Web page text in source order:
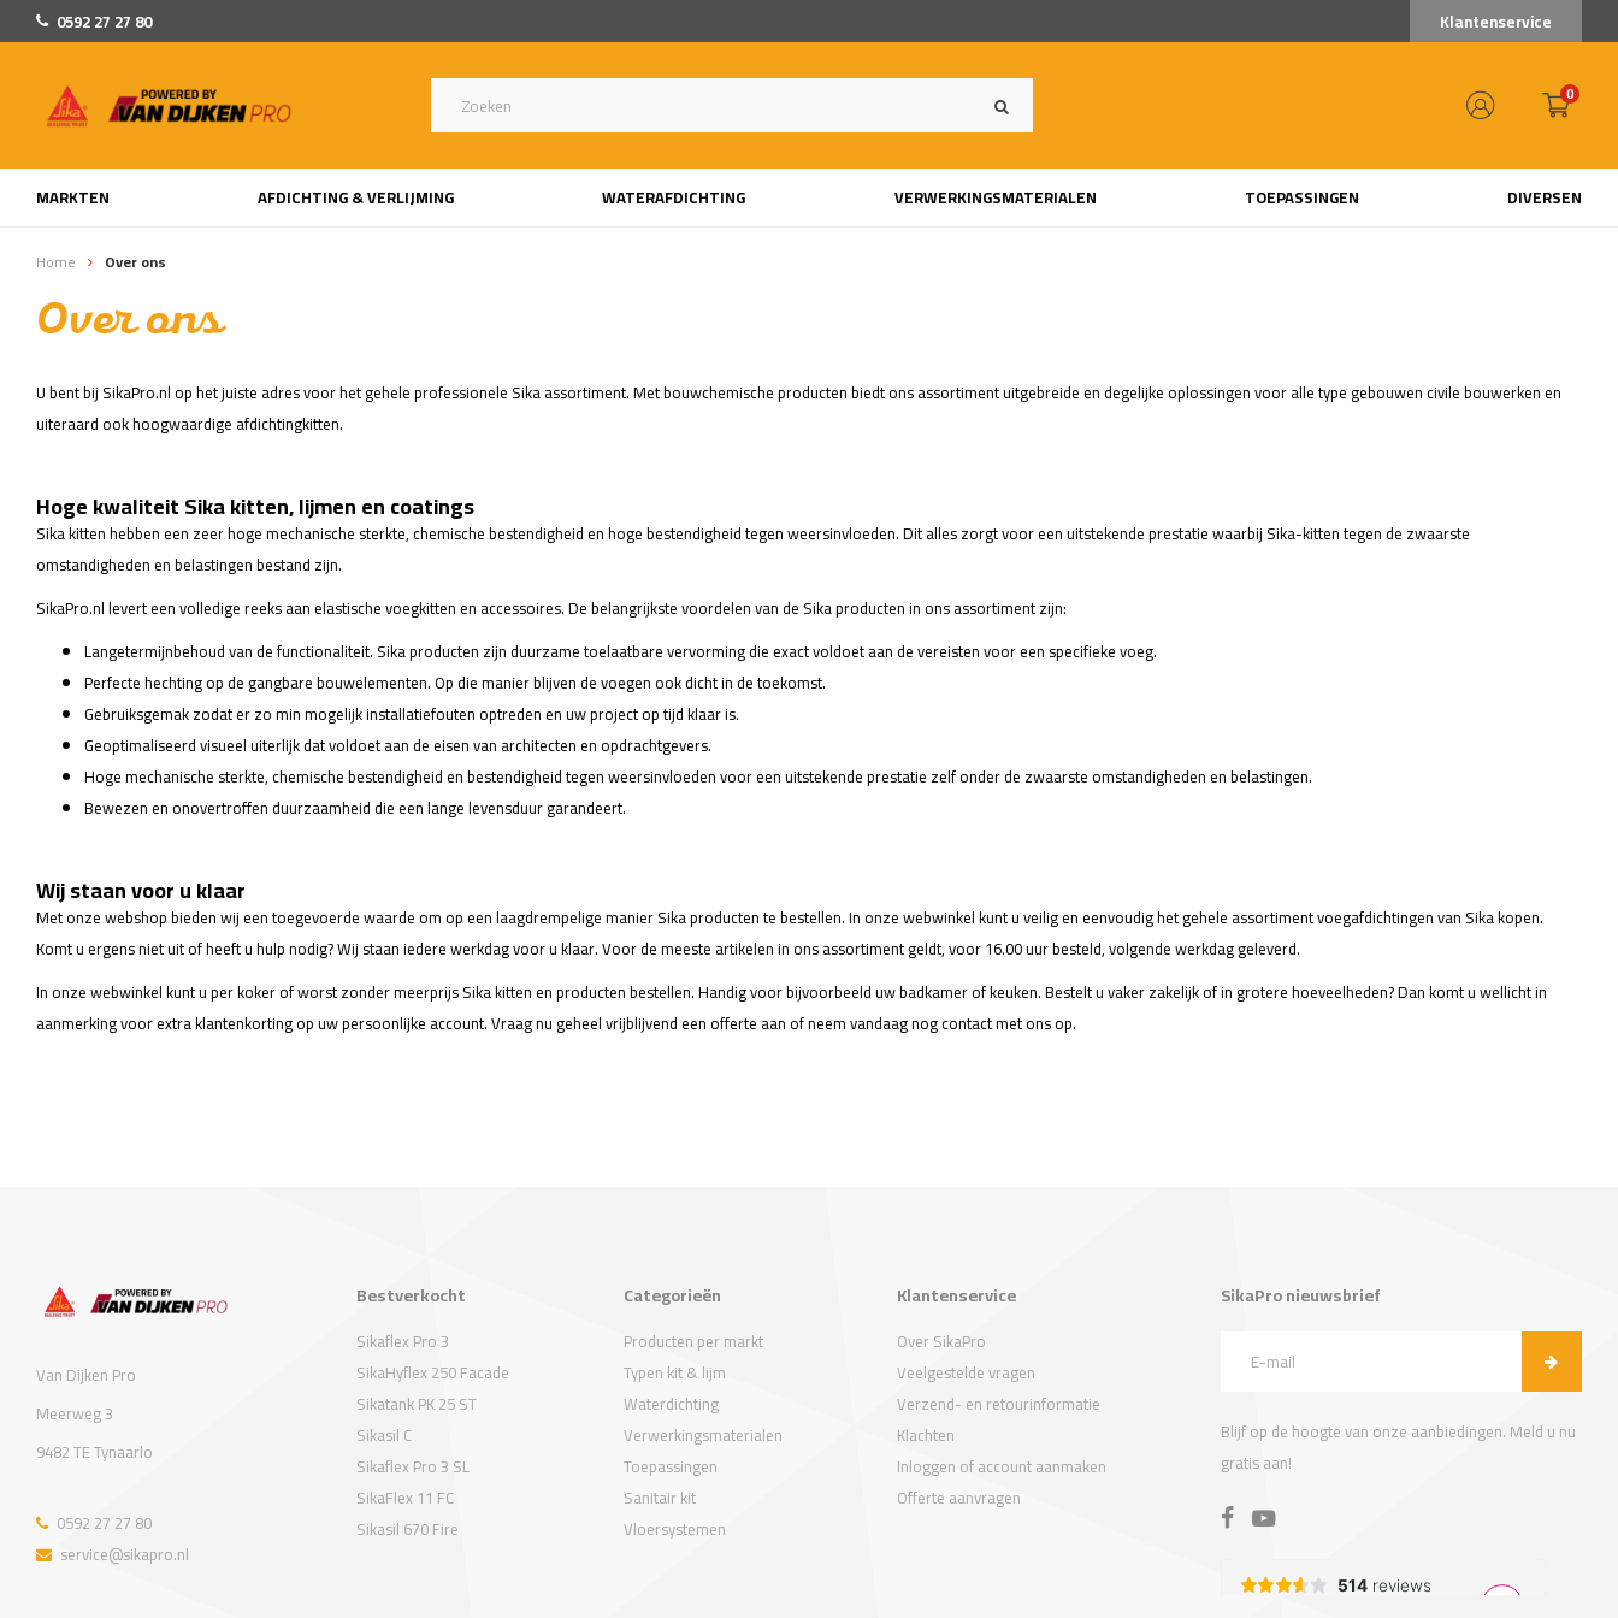
0592 27 27 80 Klantenservice
0
MARKTEN AFDICHTING & VERLIJMING WATERAFDICHTING VERWERKINGSMATERIALEN TOEPASSINGEN DIVERSEN
Home Over ons
Over ons
U bent bij SikaPro.nl op het juiste adres voor het gehele professionele Sika assortiment. Met bouwchemische producten biedt ons assortiment uitgebreide en degelijke oplossingen voor alle type gebouwen civile bouwerken en
uiteraard ook hoogwaardige afdichtingkitten.
Hoge kwaliteit Sika kitten, lijmen en coatings
Sika kitten hebben een zeer hoge mechanische sterkte, chemische bestendigheid en hoge bestendigheid tegen weersinvloeden. Dit alles zorgt voor een uitstekende prestatie waarbij Sika-kitten tegen de zwaarste
omstandigheden en belastingen bestand zijn.
SikaPro.nl levert een volledige reeks aan elastische voegkitten en accessoires. De belangrijkste voordelen van de Sika producten in ons assortiment zijn:
Langetermijnbehoud van de functionaliteit. Sika producten zijn duurzame toelaatbare vervorming die exact voldoet aan de vereisten voor een specifieke voeg.
Perfecte hechting op de gangbare bouwelementen. Op die manier blijven de voegen ook dicht in de toekomst.
Gebruiksgemak zodat er zo min mogelijk installatiefouten optreden en uw project op tijd klaar is.
Geoptimaliseerd visueel uiterlijk dat voldoet aan de eisen van architecten en opdrachtgevers.
Hoge mechanische sterkte, chemische bestendigheid en bestendigheid tegen weersinvloeden voor een uitstekende prestatie zelf onder de zwaarste omstandigheden en belastingen.
Bewezen en onovertroffen duurzaamheid die een lange levensduur garandeert.
Wij staan voor u klaar
Met onze webshop bieden wij een toegevoerde waarde om op een laagdrempelige manier Sika producten te bestellen. In onze webwinkel kunt u veilig en eenvoudighet gehele assortimentvoegafdichtingen van Sika kopen.
Komt u ergens niet uit of heeft u hulp nodig? Wij staan iedere werkdag voor u klaar. Voor de meeste artikelen in ons assortiment geldt, voor 16.00 uur besteld, volgende werkdag geleverd.
In onze webwinkel kunt u per koker of worst zonder meerprijs Sika kitten en producten bestellen. Handig voor bijvoorbeeld uw badkamer of keuken. Bestelt u vaker zakelijk of in grotere hoeveelheden? Dan komt u wellicht in
aanmerking voor extra klantenkorting op uw persoonlijke account. Vraag nu geheelvrijblijvend een offerte aanofneem vandaag nog contact met ons op.
Van Dijken Pro
Meerweg 3
9482 TE Tynaarlo
0592 27 27 80
service@sikapro.nl
Bestverkocht
Sikaflex Pro 3
SikaHyflex 250 Facade
Sikatank PK 25 ST
Sikasil C
Sikaflex Pro 3 SL
SikaFlex 11 FC
Sikasil 670 Fire
Categorieën
Producten per markt
Typen kit & lijm
Waterdichting
Verwerkingsmaterialen
Toepassingen
Sanitair kit
Vloersystemen
Klantenservice
Over SikaPro
Veelgestelde vragen
Verzend- en retourinformatie
Klachten
Inloggen of account aanmaken
Offerte aanvragen
SikaPro nieuwsbrief
Blijf op de hoogte van onze aanbiedingen. Meld u nu
gratis aan!